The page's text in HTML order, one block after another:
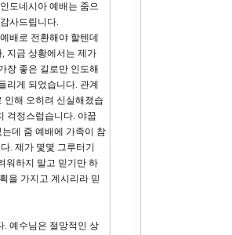
도네시아 예배는 줌으
사드립니다.
배로 전환해야 할텐데
지금 상황에서는 제가
장 좋은 길로만 인도해
리게 되었습니다. 관계
인해 오히려 신실해졌습
걱정스럽습니다. 야꿉
데 줌 예배에 가족이 참
. 제가 몇몇 그루터기
워하지 말고 믿기만 하
을 가지고 계시리라 믿
. 예수님은 절망적인 상